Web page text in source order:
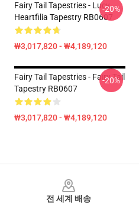
Fairy Tail Tapestries - Lucy
Heartfilia Tapestry RB0607
₩3,017,820 - ₩4,189,120
-20%
Fairy Tail Tapestries - Fairy Tail
Tapestry RB0607
₩3,017,820 - ₩4,189,120
-20%
전 세계 배송